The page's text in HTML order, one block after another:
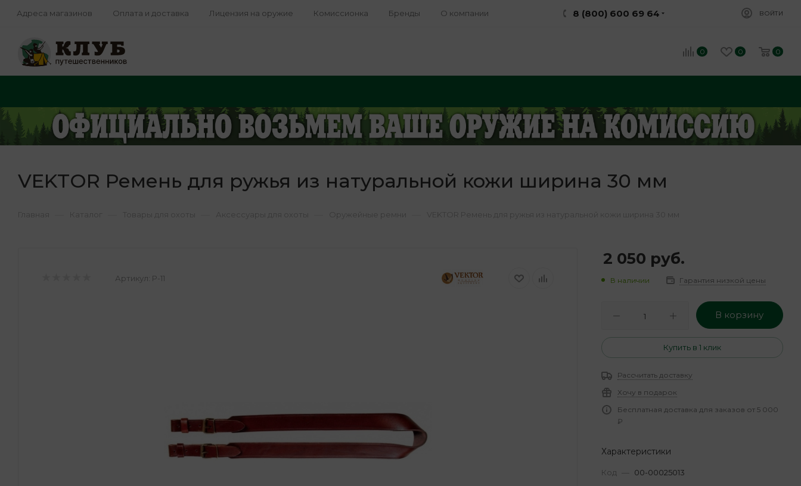
Адреса магазинов Оплата и доставка Лицензия на оружие Комиссионка Бренды О компании 8 (800) 600 69 64 ВОЙТИ
0 0 0
VEKTOR Ремень для ружья из натуральной кожи ширина 30 мм
Артикул: Р-11
2 050 руб.
В наличии Гарантия низкой цены
В корзину
Купить в 1 клик
Рассчитать доставку
Хочу в подарок
Бесплатная доставка для заказов от 5 000
₽
Характеристики
Код — 00-00025013